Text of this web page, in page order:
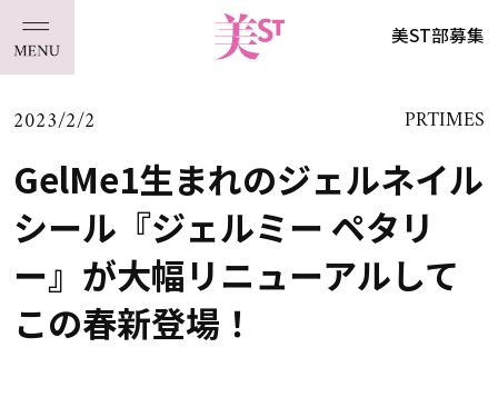
美ST部募集
2023/2/2 PRTIMES
GelMe1生まれのジェルネイル
シール『ジェルミー ペタリ
ー』が大幅リニューアルして
この春新登場！